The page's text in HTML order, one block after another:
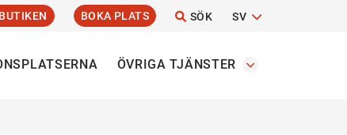
BOKA PLATS SÖK SV
ÖVRIGA TJÄNSTER